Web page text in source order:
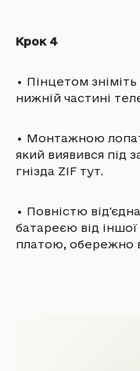
Крок 4
• Пінцетом
нижній частині
• Монтажною
який виявився під
гнізда ZIF тут.
• Повністю
батареєю від
платою, обережно